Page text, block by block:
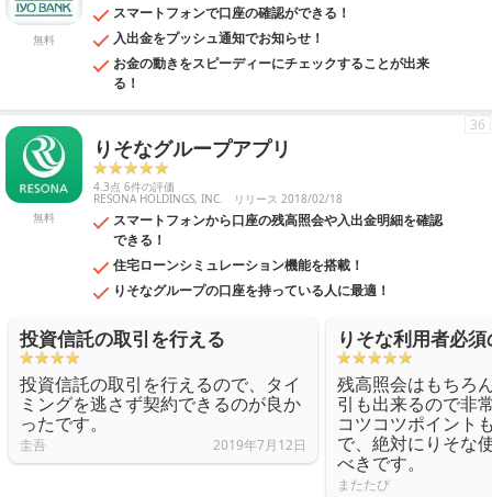
無料
スマートフォンで口座の確認ができる！
入出金をプッシュ通知でお知らせ！
お金の動きをスピーディーにチェックすることが出来
る！
無料
りそなグループアプリ
4.3点 6件の評価
RESONA HOLDINGS, INC. リリース 2018/02/18
スマートフォンから口座の残高照会や入出金明細を確認
できる！
住宅ローンシミュレーション機能を搭載！
りそなグループの口座を持っている人に最適！
36
投資信託の取引を行える
投資信託の取引を行えるので、タイ
ミングを逃さず契約できるのが良か
ったです。
圭吾 2019年7月12日
りそな利用者必
残高照会はもちろ
引も出来るので非
コツコツポイント
で、絶対にりそな
べきです。
またたび